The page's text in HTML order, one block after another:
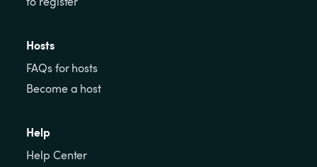
Hosts
FAQs for hosts
Become a host
Help
Help Center